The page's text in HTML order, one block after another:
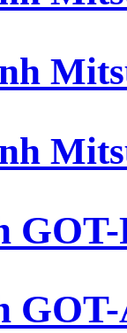
GOT-